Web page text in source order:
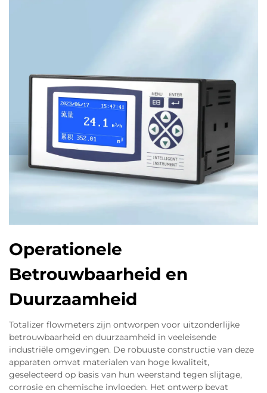
Operationele
Betrouwbaarheid en
Duurzaamheid
Totalizer flowmeters zijn ontworpen voor uitzonderlijke
betrouwbaarheid en duurzaamheid in veeleisende
industriële omgevingen. De robuuste constructie van deze
apparaten omvat materialen van hoge kwaliteit,
geselecteerd op basis van hun weerstand tegen slijtage,
corrosie en chemische invloeden. Het ontwerp bevat